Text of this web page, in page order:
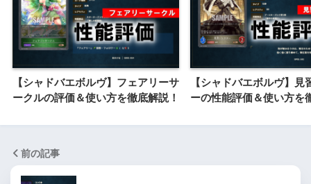
【シャドバエボルヴ】フェアリーサ
ークルの評価＆使い方を徹底解説！
【シャドバエボルヴ】見
ーの性能評価＆使い方を
前の記事